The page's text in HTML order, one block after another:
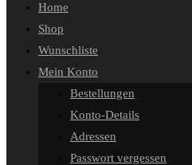
Home
Shop
Wunschliste
Mein Konto
Bestellungen
Konto-Details
Adressen
Passwort vergessen